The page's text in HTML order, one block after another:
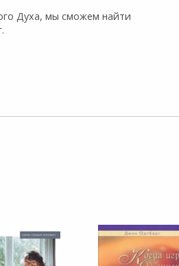
Духа, мы сможем найти